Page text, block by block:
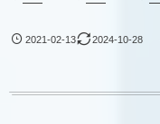
2021-02-13 2024-10-28